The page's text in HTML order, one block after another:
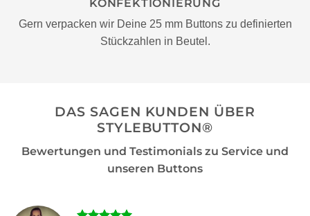
KONFEKTIONIERUNG
Gern verpacken wir Deine 25 mm Buttons zu definierten
Stückzahlen in Beutel.
DAS SAGEN KUNDEN ÜBER
STYLEBUTTON®
Bewertungen und Testimonials zu Service und
unseren Buttons